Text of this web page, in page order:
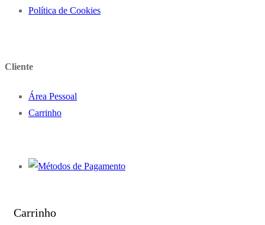
Política de Cookies
Cliente
Área Pessoal
Carrinho
Carrinho